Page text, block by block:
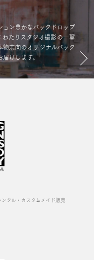
ン豊かなバックドロップ
たりスタジオ撮影の一翼
志向のオリジナルバック
届けします。
タル・カスタムメイド販売